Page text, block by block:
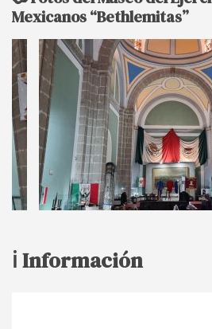
Mexicanos “Bethlemitas”
ℹ️ Información